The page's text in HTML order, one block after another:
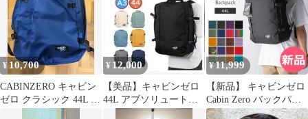
¥10,700
CABINZERO キャビン
ゼロ クラシック 44L ネ
イビー バックパック
¥ 12,000
【美品】キャビンゼロ
44L アブソリュートブ
ラック クラシック
¥ 11,999
【新品】 キャビンゼロ
Cabin Zero バックパッ
ク リュック バッグ ク